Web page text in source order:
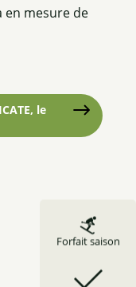
Forfait saison
mesure de
le